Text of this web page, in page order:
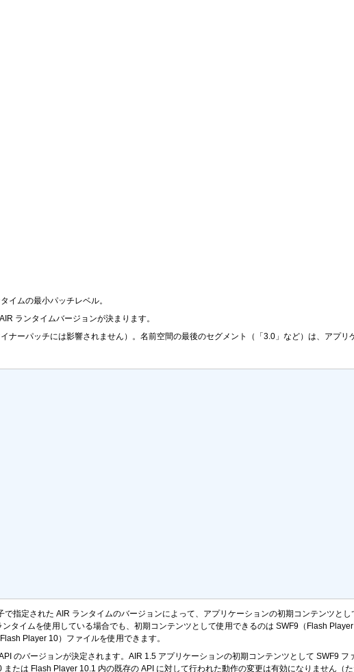
イムの最小パッチレベル。
ランタイムバージョンが決まります。
ナーパッチには影響されません）。名前空間の最後のセグメント（「3.0」など）は、アプリ
指定された AIR ランタイムのバージョンによって、アプリケーションの初期コンテンツと
タイムを使用している場合でも、初期コンテンツとして使用できるのは SWF9（Flash
Player 10）ファイルを使用できます。
のバージョンが決定されます。AIR 1.5 アプリケーションの初期コンテンツとして SWF9
たは Flash Player 10.1 内の既存の API に対して行われた動作の変更は有効になりません（